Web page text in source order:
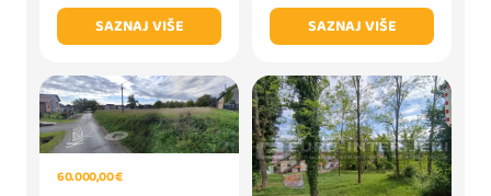
SAZNAJ VIŠE
SAZNAJ VIŠE
60.000,00 €